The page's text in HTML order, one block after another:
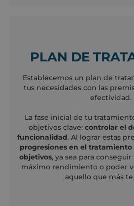
PLAN DE
Establecemos un plan de
tus necesidades con las
efectividad.
La fase inicial de tu
objetivos clave: controlar el
funcionalidad. Al lograr estas
progresiones en el
objetivos, ya sea para
máximo rendimiento o poder
aquello que más